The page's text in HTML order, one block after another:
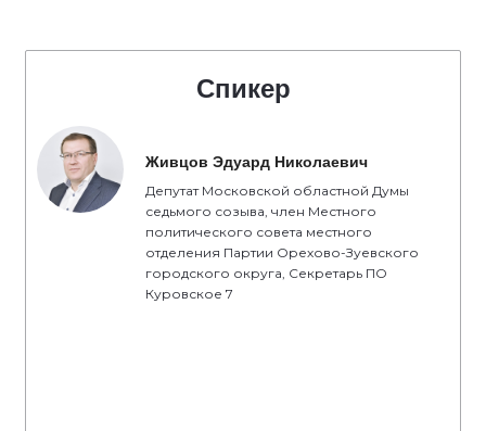
Спикер
Живцов Эдуард Николаевич
Депутат Московской областной Думы
седьмого созыва, член Местного
политического совета местного
отделения Партии Орехово-Зуевского
городского округа, Секретарь ПО
Куровское 7